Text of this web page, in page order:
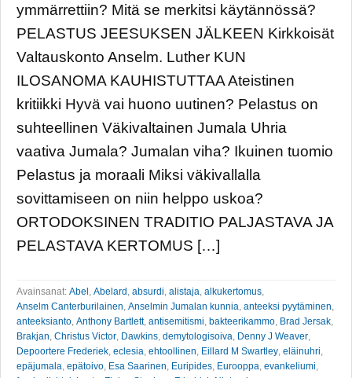
ymmärrettiin? Mitä se merkitsi käytännössä?
PELASTUS JEESUKSEN JÄLKEEN Kirkkoisät
Valtauskonto Anselm. Luther KUN
ILOSANOMA KAUHISTUTTAA Ateistinen
kritiikki Hyvä vai huono uutinen? Pelastus on
suhteellinen Väkivaltainen Jumala Uhria
vaativa Jumala? Jumalan viha? Ikuinen tuomio
Pelastus ja moraali Miksi väkivallalla
sovittamiseen on niin helppo uskoa?
ORTODOKSINEN TRADITIO PALJASTAVA JA
PELASTAVA KERTOMUS […]
Avainsanat: Abel , Abelard , absurdi, alistaja, alkukertomus,
Anselm Canterburilainen, Anselmin Jumalan kunnia, anteeksi pyytäminen,
anteeksianto, Anthony Bartlett, antisemitismi, bakteerikammo, Brad Jersak,
Brakjan, Christus Victor, Dawkins, demytologisoiva, Denny J Weaver,
Depoortere Frederiek, eclesia, ehtoollinen, Eillard M Swartley, eläinuhri,
epäjumala, epätoivo, Esa Saarinen, Euripides, Eurooppa, evankeliumi,